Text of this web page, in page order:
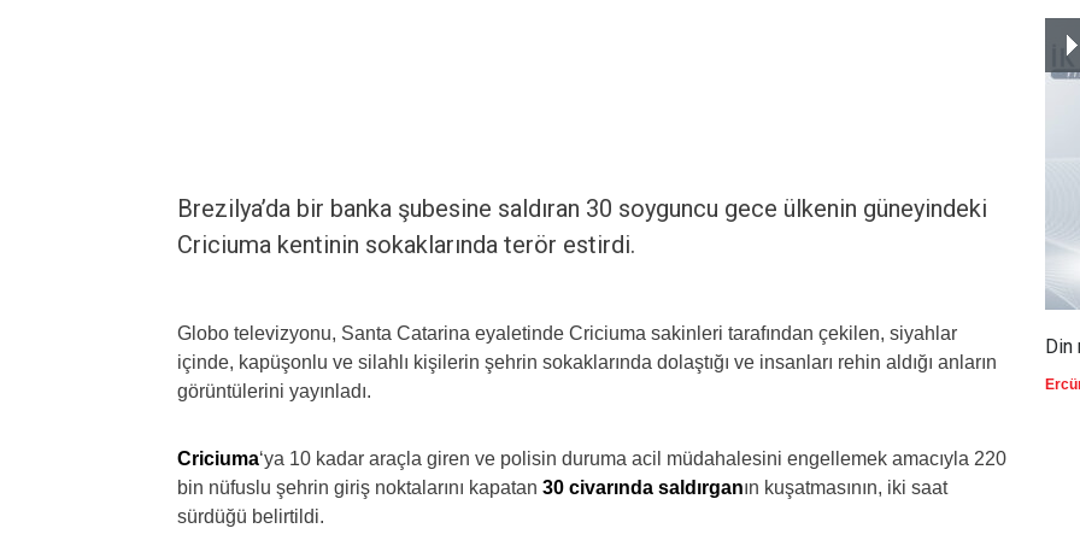
Brezilya’da bir banka şubesine saldıran 30 soyguncu gece ülkenin güneyindeki
Criciuma kentinin sokaklarında terör estirdi.
Globo televizyonu, Santa Catarina eyaletinde Criciuma sakinleri tarafından çekilen, siyahlar
içinde, kapüşonlu ve silahlı kişilerin şehrin sokaklarında dolaştığı ve insanları rehin aldığı anların
görüntülerini yayınladı.
Criciuma‘ya 10 kadar araçla giren ve polisin duruma acil müdahalesini engellemek amacıyla 220
bin nüfuslu şehrin giriş noktalarını kapatan 30 civarında saldırganın kuşatmasının, iki saat
sürdüğü belirtildi.
Din